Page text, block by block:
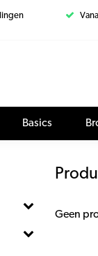
Basics
Geen